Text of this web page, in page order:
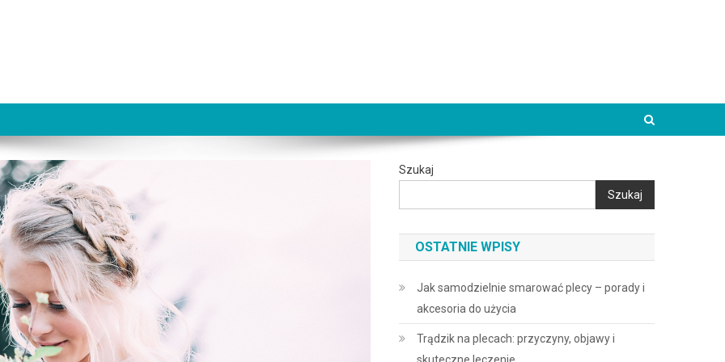
Szukaj
Szukaj
OSTATNIE WPISY
Jak samodzielnie smarować plecy – porady i
akcesoria do użycia
Trądzik na plecach: przyczyny, objawy i